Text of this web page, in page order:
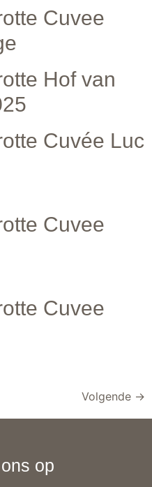
Cuvee
Hof van
Cuvée Luc
Cuvee
Cuvee
Volgende →
op